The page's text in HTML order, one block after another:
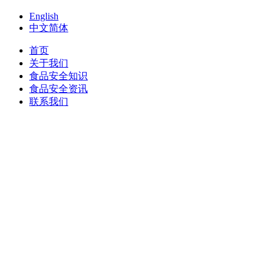
English
中文简体
首页
关于我们
食品安全知识
食品安全资讯
联系我们